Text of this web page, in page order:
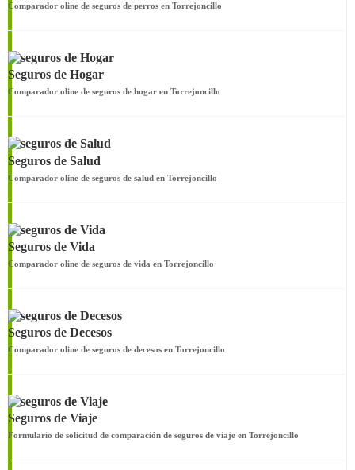
Comparador oline de seguros de perros en Torrejoncillo
Seguros de Hogar
Comparador oline de seguros de hogar en Torrejoncillo
Seguros de Salud
Comparador oline de seguros de salud en Torrejoncillo
Seguros de Vida
Comparador oline de seguros de vida en Torrejoncillo
Seguros de Decesos
Comparador oline de seguros de decesos en Torrejoncillo
Seguros de Viaje
Formulario de solicitud de comparación de seguros de viaje en Torrejoncillo